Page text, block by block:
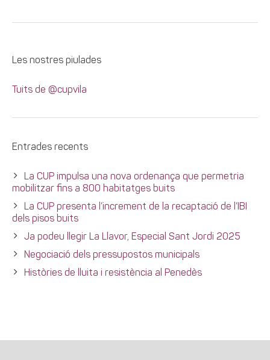
Les nostres piulades
Tuits de @cupvila
Entrades recents
La CUP impulsa una nova ordenança que permetria
mobilitzar fins a 800 habitatges buits
La CUP presenta l’increment de la recaptació de l’IBI
dels pisos buits
Ja podeu llegir La Llavor, Especial Sant Jordi 2025
Negociació dels pressupostos municipals
Històries de lluita i resistència al Penedès